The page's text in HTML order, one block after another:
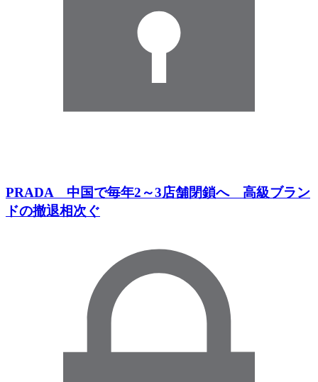
PRADA 中国で毎年2～3店舗閉鎖へ 高級ブラン
ドの撤退相次ぐ